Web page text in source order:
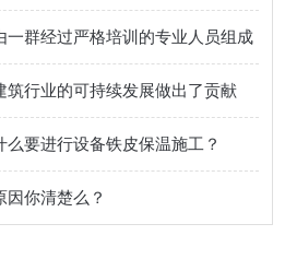
一群经过严格培训的专业人员组成
筑行业的可持续发展做出了贡献
要进行设备铁皮保温施工？
你清楚么？